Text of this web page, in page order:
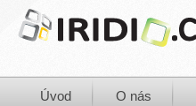
Úvod O nás